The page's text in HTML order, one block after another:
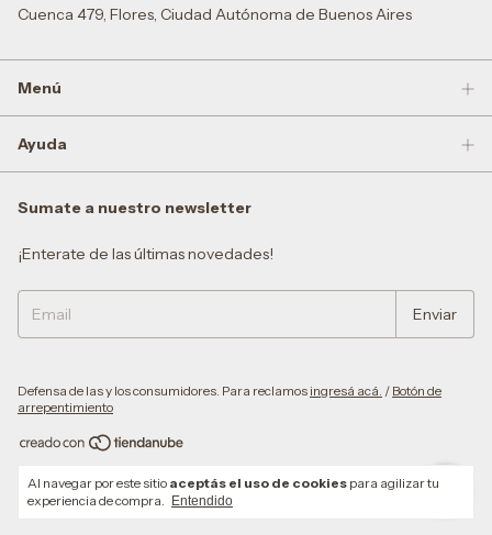
Al navegar por este sitio aceptás el uso de cookies para agilizar tu
experiencia de compra.
Entendido
Cuenca 479, Flores, Ciudad Autónoma de Buenos Aires
Menú
Ayuda
Sumate a nuestro newsletter
¡Enterate de las últimas novedades!
Defensa de las y los consumidores. Para reclamos ingresá acá. / Botón de
arrepentimiento
reservados.